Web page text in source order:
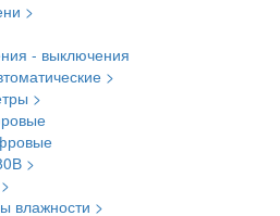
>
- выключения
>
>
>
влажности >